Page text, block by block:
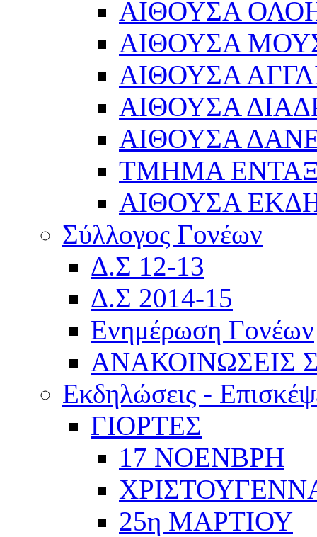
ΑΙΘΟΥΣΑ
ΑΙΘΟΥΣΑ
ΑΙΘΟΥΣΑ
ΑΙΘΟΥΣΑ
ΑΙΘΟΥΣΑ
ΤΜΗΜΑ
ΑΙΘΟΥΣΑ
Σύλλογος Γονέων
Δ.Σ 12-13
Δ.Σ 2014-15
Ενημέρωση Γονέων
ΑΝΑΚΟΙΝΩΣΕΙΣ
Εκδηλώσεις -
ΓΙΟΡΤΕΣ
17 ΝΟΕΝΒΡΗ
25η ΜΑΡΤΙΟΥ